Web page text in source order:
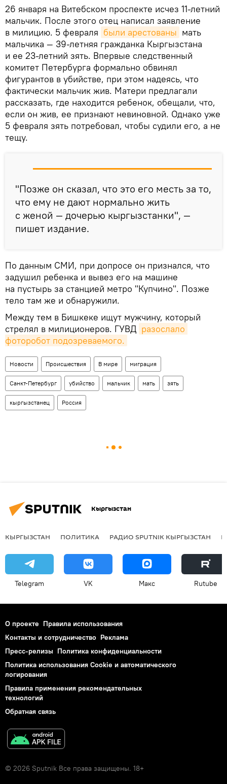
26 января на Витебском проспекте исчез 11-летний
мальчик. После этого отец написал заявление
в милицию. 5 февраля были арестованы мать
мальчика — 39-летняя гражданка Кыргызстана
и ее 23-летний зять. Впервые следственный
комитет Петербурга формально обвинял
фигурантов в убийстве, при этом надеясь, что
фактически мальчик жив. Матери предлагали
рассказать, где находится ребенок, обещали, что,
если он жив, ее признают невиновной. Однако уже
5 февраля зять потребовал, чтобы судили его, а не
тещу.
"Позже он сказал, что это его месть за то,
что ему не дают нормально жить
с женой — дочерью кыргызстанки", —
пишет издание.
По данным СМИ, при допросе он признался, что
задушил ребенка и вывез его на машине
на пустырь за станцией метро "Купчино". Позже
тело там же и обнаружили.
Между тем в Бишкеке ищут мужчину, который
стрелял в милиционеров. ГУВД разослало
фоторобот подозреваемого.
Новости Происшествия В мире миграция
Санкт-Петербург убийство мальчик мать зять
кыргызстанец Россия
Кыргызстан
КЫРГЫЗСТАН ПОЛИТИКА РАДИО SPUTNIK КЫРГЫЗСТАН
Telegram VK Макс Rutube
О проекте Правила использования
Контакты и сотрудничество Реклама
Пресс-релизы Политика конфиденциальности
Политика использования Cookie и автоматического
логирования
Правила применения рекомендательных
технологий
Обратная связь
© 2026 Sputnik Все права защищены. 18+